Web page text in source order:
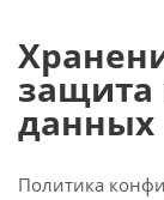
защита
данных
Политика